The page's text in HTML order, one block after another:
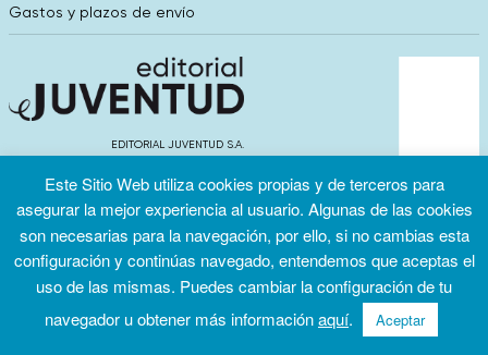
Gastos y plazos de envío
EDITORIAL JUVENTUD S.A.
info@editorialjuventud.es
Condiciones
Política de
privacidad
Política de
Este Sitio Web utiliza cookies propias y de terceros para
asegurar la mejor experiencia al usuario. Algunas de las cookies
son necesarias para la navegación, por ello, si no cambias esta
configuración y continúas navegado, entendemos que aceptas el
uso de las mismas. Puedes cambiar la configuración de tu
navegador u obtener más informaciónaquí. Aceptar